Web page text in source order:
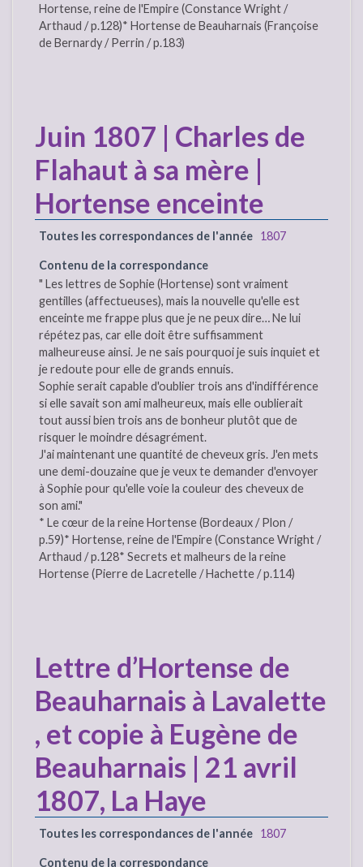
Hortense, reine de l'Empire (Constance Wright /
Arthaud / p.128)* Hortense de Beauharnais (Françoise
de Bernardy / Perrin / p.183)
Juin 1807 | Charles de
Flahaut à sa mère |
Hortense enceinte
Toutes les correspondances de l'année 1807
Contenu de la correspondance
" Les lettres de Sophie (Hortense) sont vraiment
gentilles (affectueuses), mais la nouvelle qu'elle est
enceinte me frappe plus que je ne peux dire… Ne lui
répétez pas, car elle doit être suffisamment
malheureuse ainsi. Je ne sais pourquoi je suis inquiet et
je redoute pour elle de grands ennuis.
Sophie serait capable d'oublier trois ans d'indifférence
si elle savait son ami malheureux, mais elle oublierait
tout aussi bien trois ans de bonheur plutôt que de
risquer le moindre désagrément.
J'ai maintenant une quantité de cheveux gris. J'en mets
une demi-douzaine que je veux te demander d'envoyer
à Sophie pour qu'elle voie la couleur des cheveux de
son ami."
* Le cœur de la reine Hortense (Bordeaux / Plon /
p.59)* Hortense, reine de l'Empire (Constance Wright /
Arthaud / p.128* Secrets et malheurs de la reine
Hortense (Pierre de Lacretelle / Hachette / p.114)
Lettre d’Hortense de
Beauharnais à Lavalette
, et copie à Eugène de
Beauharnais | 21 avril
1807, La Haye
Toutes les correspondances de l'année 1807
Contenu de la correspondance